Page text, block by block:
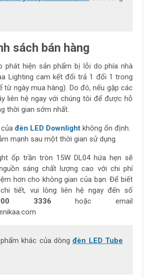
sách bán hàng
phát hiện sản phẩm bị lỗi do phía nhà
Lighting cam kết đổi trả 1 đổi 1 trong
từ ngày mua hàng). Do đó, nếu gặp các
liên hệ ngay với chúng tôi để được hỗ
thời gian sớm nhất.
đèn LED Downlight không ổn định.
mạnh sau một thời gian sử dụng.
ốp trần tròn 15W DL04 hứa hẹn sẽ
sáng chất lượng cao với chi phí
hơn cho không gian của bạn. Để biết
tiết, vui lòng liên hệ ngay đến số
3336hoặc email
khác của dòngđèn LED Tube